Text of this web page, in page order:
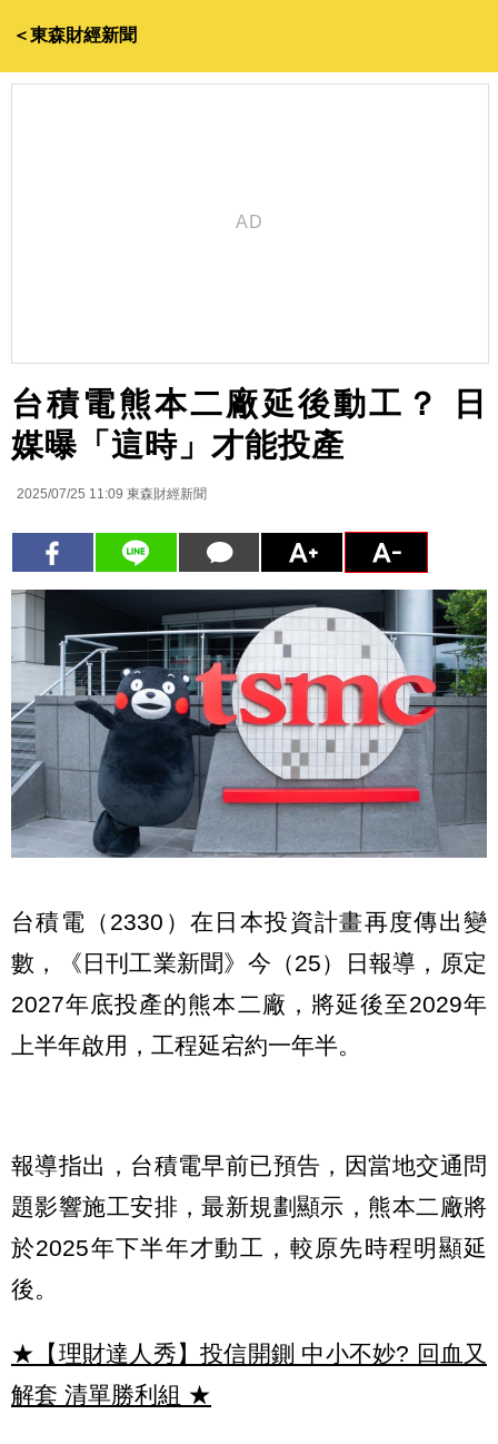
＜東森財經新聞
台積電熊本二廠延後動工？ 日
媒曝「這時」才能投產
2025/07/25 11:09 東森財經新聞
台積電（2330）在日本投資計畫再度傳出變
數，《日刊工業新聞》今（25）日報導，原定
2027年底投產的熊本二廠，將延後至2029年
上半年啟用，工程延宕約一年半。
報導指出，台積電早前已預告，因當地交通問
題影響施工安排，最新規劃顯示，熊本二廠將
於2025年下半年才動工，較原先時程明顯延
後。
★【理財達人秀】投信開鍘 中小不妙? 回血又
解套 清單勝利組 ★